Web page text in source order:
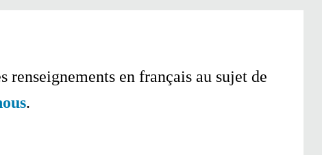
renseignements en français au sujet de
.